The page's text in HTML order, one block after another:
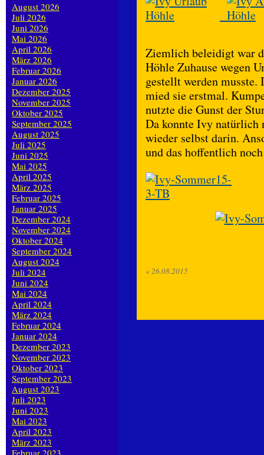
Ziemlich beleidigt war
Höhle Zuhause wegen
gestellt werden
mied sie erstmal.
nutzte die Gunst der
Da konnte Ivy natürlich
wieder selbst darin.
und das hoffentlich
« 26.08.2015
August 2026
Juli 2026
Juni 2026
Mai 2026
April 2026
März 2026
Februar 2026
Januar 2026
Dezember 2025
November 2025
Oktober 2025
September 2025
August 2025
Juli 2025
Juni 2025
Mai 2025
April 2025
März 2025
Februar 2025
Januar 2025
Dezember 2024
November 2024
Oktober 2024
September 2024
August 2024
Juli 2024
Juni 2024
Mai 2024
April 2024
März 2024
Februar 2024
Januar 2024
Dezember 2023
November 2023
Oktober 2023
September 2023
August 2023
Juli 2023
Juni 2023
Mai 2023
April 2023
März 2023
Februar 2023